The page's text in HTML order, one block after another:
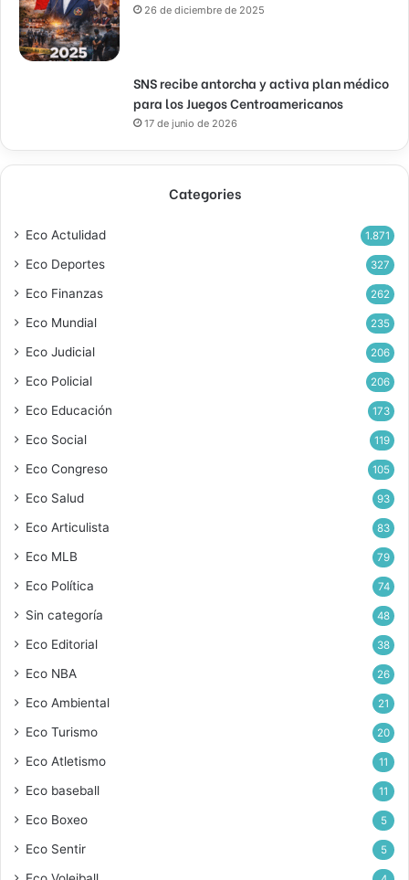
26 de diciembre de 2025
SNS recibe antorcha y activa plan médico
para los Juegos Centroamericanos
17 de junio de 2026
Categories
Eco Actulidad 1.871
Eco Deportes 327
Eco Finanzas 262
Eco Mundial 235
Eco Judicial 206
Eco Policial 206
Eco Educación 173
Eco Social 119
Eco Congreso 105
Eco Salud 93
Eco Articulista 83
Eco MLB 79
Eco Política 74
Sin categoría 48
Eco Editorial 38
Eco NBA 26
Eco Ambiental 21
Eco Turismo 20
Eco Atletismo 11
Eco baseball 11
Eco Boxeo 5
Eco Sentir 5